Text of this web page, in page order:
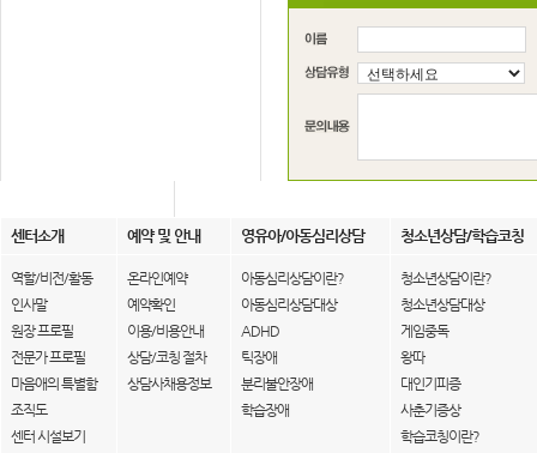
센터소개 예약 및 안내 영유아/아동심리상담 청소년상담/학습코칭
역할/비전/활동
인사말
원장 프로필
전문가 프로필
마음애의 특별함
조직도
센터 시설보기
온라인예약
예약확인
이용/비용안내
상담/코칭 절차
상담사채용정보
아동심리상담이란?
아동심리상담대상
ADHD
틱장애
분리불안장애
학습장애
청소년상담이란?
청소년상담대상
게임중독
왕따
대인기피증
사춘기증상
학습코칭이란?